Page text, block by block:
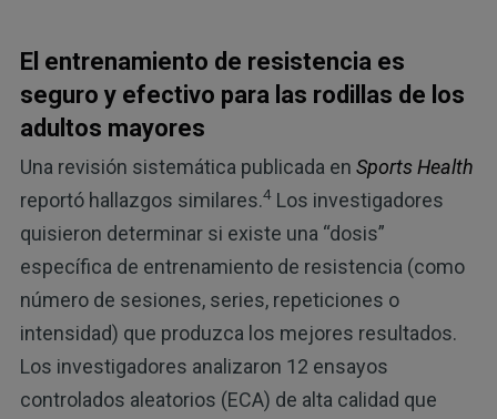
El entrenamiento de resistencia es
seguro y efectivo para las rodillas de los
adultos mayores
Una revisión sistemática publicada en Sports Health
reportó hallazgos similares.4Los investigadores
quisieron determinar si existe una “dosis”
específica de entrenamiento de resistencia (como
número de sesiones, series, repeticiones o
intensidad) que produzca los mejores resultados.
Los investigadores analizaron 12 ensayos
controlados aleatorios (ECA) de alta calidad que